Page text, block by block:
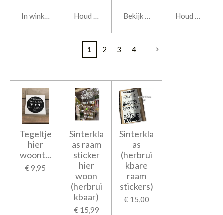
In winkelwagen Houd mij op de hoogte
Bekijk details Houd mij op
1 2 3 4
Tegeltje
hier
woont...
€ 9,95
Sinterkla
as raam
sticker
hier
woon
(herbrui
kbaar)
€ 15,99
Sinterkla
as
(herbrui
kbare
raam
stickers)
€ 15,00